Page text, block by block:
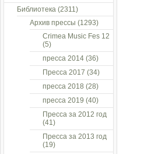
Библиотека (2311)
Архив прессы (1293)
Crimea Music Fes 12
(5)
пресса 2014 (36)
Пресса 2017 (34)
пресса 2018 (28)
пресса 2019 (40)
Пресса за 2012 год
(41)
Пресса за 2013 год
(19)